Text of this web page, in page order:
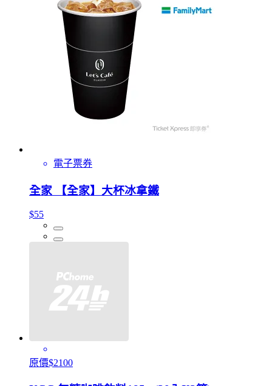
電子票券
全家 【全家】大杯冰拿鐵
$55
原價$2100